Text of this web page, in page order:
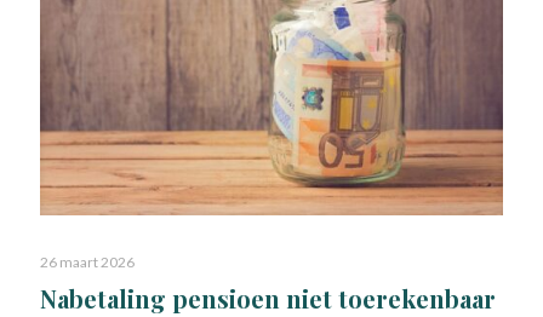
26 maart 2026
Nabetaling pensioen niet toerekenbaar